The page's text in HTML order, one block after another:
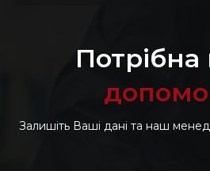
Залишіть Ваші дані та наш